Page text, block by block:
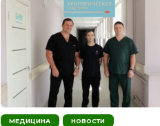
МЕДИЦИНА НОВОСТИ